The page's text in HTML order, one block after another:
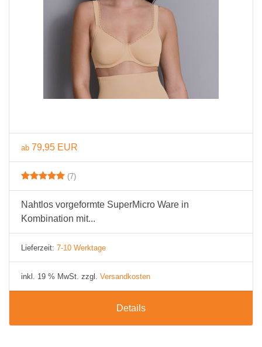
ab 79,95 EUR
(7)
Nahtlos vorgeformte SuperMicro Ware in
Kombination mit...
Lieferzeit: 7-10 Werktage
inkl. 19 % MwSt. zzgl. Versandkosten
Details